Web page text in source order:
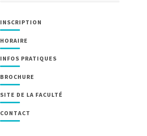
INSCRIPTION
HORAIRE
INFOS PRATIQUES
BROCHURE
SITE DE LA FACULTÉ
CONTACT